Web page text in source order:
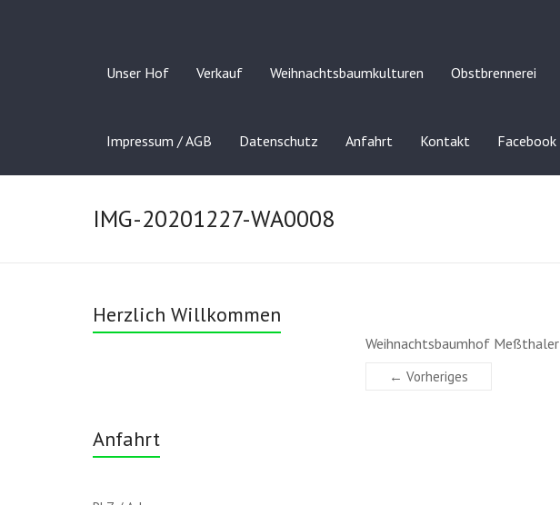
Unser Hof Verkauf Weihnachtsbaumkulturen Obstbrennerei
Impressum / AGB Datenschutz Anfahrt Kontakt Facebook
IMG-20201227-WA0008
Weihnachtsbaumhof Meßthaler
← Vorheriges
Herzlich Willkommen
Anfahrt